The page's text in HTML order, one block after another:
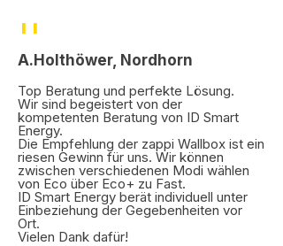
''
A.Holthöwer, Nordhorn
Top Beratung und perfekte Lösung.
Wir sind begeistert von der
kompetenten Beratung von ID Smart
Energy.
Die Empfehlung der zappi Wallbox ist ein
riesen Gewinn für uns. Wir können
zwischen verschiedenen Modi wählen
von Eco über Eco+ zu Fast.
ID Smart Energy berät individuell unter
Einbeziehung der Gegebenheiten vor
Ort.
Vielen Dank dafür!